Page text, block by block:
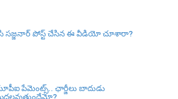
సజ్జనార్‌ పోస్ట్ చేసిన ఈ వీడియో చూశారా?
పేమెంట్స్.. ఛార్జీలు బాదుడు